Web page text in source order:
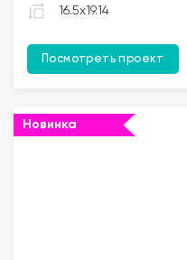
16.5x19.14
Посмотреть проект
Новинка